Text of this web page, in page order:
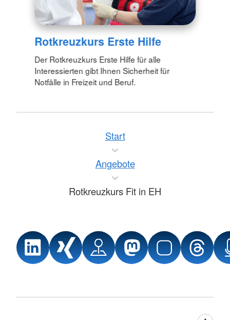
Rotkreuzkurs Erste Hilfe
Der Rotkreuzkurs Erste Hilfe für alle
Interessierten gibt Ihnen Sicherheit für
Notfälle in Freizeit und Beruf.
Start
Angebote
Rotkreuzkurs Fit in EH